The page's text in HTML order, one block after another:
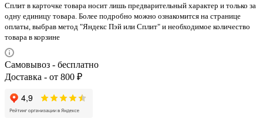
Сплит в карточке товара носит лишь предварительный характер и только за
одну единицу товара. Более подробно можно ознакомится на странице
оплаты, выбрав метод "Яндекс Пэй или Сплит" и необходимое количество
товара в корзине
Самовывоз - бесплатно
Доставка - от 800 ₽